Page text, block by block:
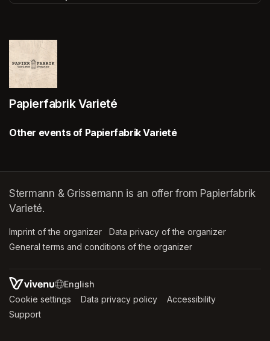
Papierfabrik Varieté
Other events of Papierfabrik Varieté
Stermann & Grissemann is an offer from Papierfabrik
Varieté.
Imprint of the organizer (opens in a new tab)
Data privacy of the organizer
General terms and conditions of the organizer
SWITCH LANGUAGE
Cookie settings (opens in a new tab)
Data privacy policy (opens in a new tab)
Accessibility
Support